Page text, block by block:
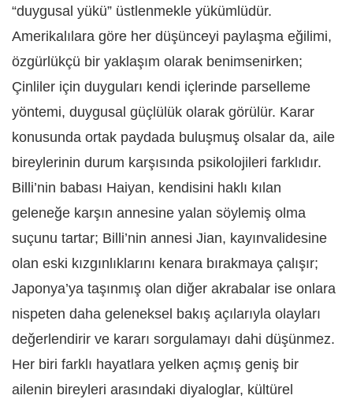
“duygusal yükü” üstlenmekle yükümlüdür.
Amerikalılara göre her düşünceyi paylaşma eğilimi,
özgürlükçü bir yaklaşım olarak benimsenirken;
Çinliler için duyguları kendi içlerinde parselleme
yöntemi, duygusal güçlülük olarak görülür. Karar
konusunda ortak paydada buluşmuş olsalar da, aile
bireylerinin durum karşısında psikolojileri farklıdır.
Billi’nin babası Haiyan, kendisini haklı kılan
geleneğe karşın annesine yalan söylemiş olma
suçunu tartar; Billi’nin annesi Jian, kayınvalidesine
olan eski kızgınlıklarını kenara bırakmaya çalışır;
Japonya’ya taşınmış olan diğer akrabalar ise onlara
nispeten daha geleneksel bakış açılarıyla olayları
değerlendirir ve kararı sorgulamayı dahi düşünmez.
Her biri farklı hayatlara yelken açmış geniş bir
ailenin bireyleri arasındaki diyaloglar, kültürel